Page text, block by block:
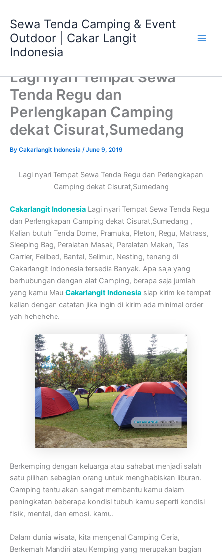
content
Sewa Tenda Camping & Event
Outdoor | Cakar Langit
Indonesia
Lagi nyari Tempat Sewa
Tenda Regu dan
Perlengkapan Camping
dekat Cisurat,Sumedang
By Cakarlangit Indonesia /June 9, 2019
Lagi nyari Tempat Sewa Tenda Regu dan Perlengkapan
Camping dekat Cisurat,Sumedang
Cakarlangit Indonesia Lagi nyari Tempat Sewa Tenda Regu
dan Perlengkapan Camping dekat Cisurat,Sumedang ,
Kalian butuh Tenda Dome, Pramuka, Pleton, Regu, Matrass,
Sleeping Bag, Peralatan Masak, Peralatan Makan, Tas
Carrier, Feilbed, Bantal, Selimut, Nesting, tenang di
Cakarlangit Indonesia tersedia Banyak. Apa saja yang
berhubungan dengan alat Camping, berapa saja jumlah
yang kamu Mau Cakarlangit Indonesia siap kirim ke tempat
kalian dengan catatan jika ingin di kirim ada minimal order
yah hehehehe.
Berkemping dengan keluarga atau sahabat menjadi salah
satu pilihan sebagian orang untuk menghabiskan liburan.
Camping tentu akan sangat membantu kamu dalam
peningkatan beberapa kondisi tubuh kamu seperti kondisi
fisik, mental, dan emosi. kamu.
Dalam dunia wisata, kita mengenal Camping Ceria,
Berkemah Mandiri atau Kemping yang merupakan bagian